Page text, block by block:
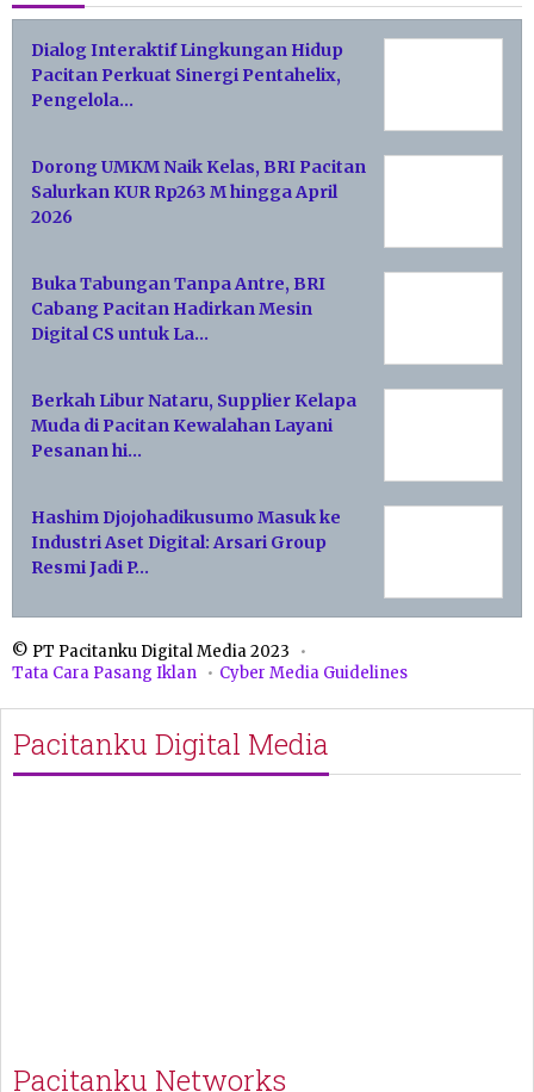
Dialog Interaktif Lingkungan Hidup
Pacitan Perkuat Sinergi Pentahelix,
Pengelola…
Dorong UMKM Naik Kelas, BRI Pacitan
Salurkan KUR Rp263 M hingga April
2026
Buka Tabungan Tanpa Antre, BRI
Cabang Pacitan Hadirkan Mesin
Digital CS untuk La…
Berkah Libur Nataru, Supplier Kelapa
Muda di Pacitan Kewalahan Layani
Pesanan hi…
Hashim Djojohadikusumo Masuk ke
Industri Aset Digital: Arsari Group
Resmi Jadi P…
© PT Pacitanku Digital Media 2023
Tata Cara Pasang Iklan
Cyber Media Guidelines
Pacitanku Digital Media
Pacitanku Networks